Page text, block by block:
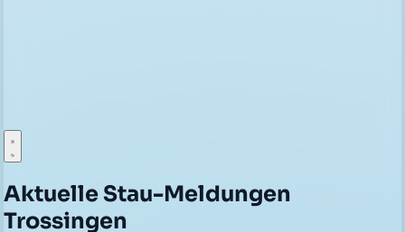
Aktuelle Stau-Meldungen
Trossingen